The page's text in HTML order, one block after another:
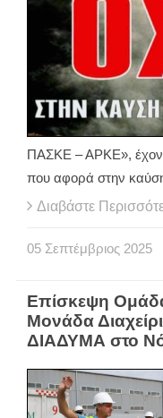
ΠΑΣΚΕ – ΑΡΚΕ»,
που αφορά στην
Διαβάστε
05 Σεπτέμβριος 2025
Επίσκεψη
Μονάδα
ΔΙΑΔΥΜΑ στο